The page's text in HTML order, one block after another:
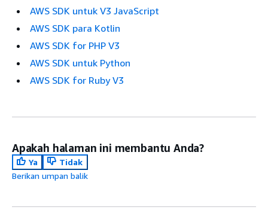
AWS SDK untuk V3 JavaScript
AWS SDK para Kotlin
AWS SDK for PHP V3
AWS SDK untuk Python
AWS SDK for Ruby V3
Apakah halaman ini membantu Anda?
Ya
Tidak
Berikan umpan balik